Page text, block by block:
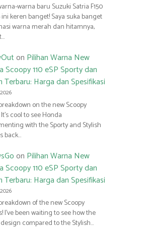
warna baru Suzuki Satria F150
ini keren banget! Saya suka banget
warna merah dan hitamnya,
on Pilihan Warna New
Scoopy 110 eSP Sporty dan
Terbaru: Harga dan Spesifikasi
on the new Scoopy
cool to see Honda
with the Sporty and Stylish
back…
on Pilihan Warna New
Scoopy 110 eSP Sporty dan
Terbaru: Harga dan Spesifikasi
of the new Scoopy
I’ve been waiting to see how the
compared to the Stylish…